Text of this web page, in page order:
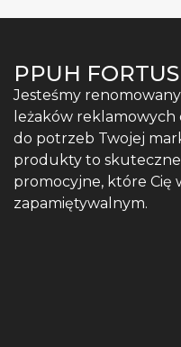
PPUH FORTUS
Jesteśmy
leżaków reklamowych
do potrzeb Twojej
produkty to
promocyjne, które Cię
zapamiętywalnym.